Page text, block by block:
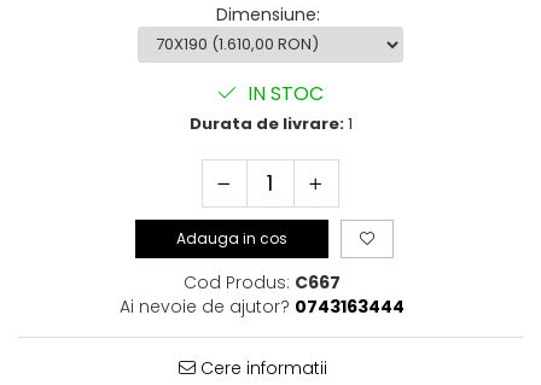
Dimensiune:
IN STOC
Durata de livrare:1
Adauga in cos
Cod Produs: C667
Ai nevoie de ajutor? 0743163444
Cere informatii